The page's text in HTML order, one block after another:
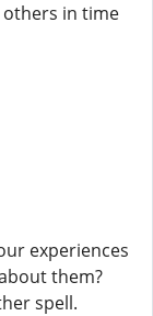
in time
experiences
them?
spell.